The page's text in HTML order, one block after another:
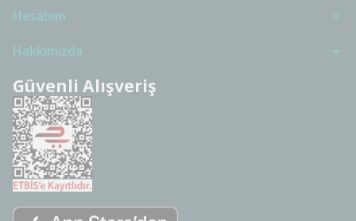
Hesabım
Hakkımızda
Güvenli Alışveriş